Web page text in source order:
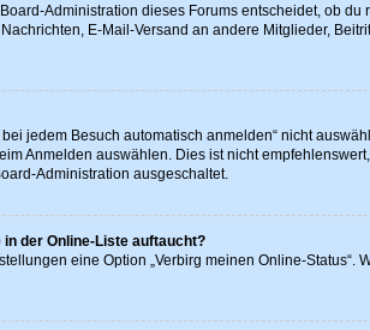
Administration dieses Forums entscheidet, ob
E-Mail-Versand an andere Mitglieder,
jedem Besuch automatisch anmelden“ nicht
Anmelden auswählen. Dies ist nicht
Administration ausgeschaltet.
der Online-Liste auftaucht?
eine Option „Verbirg meinen Online-